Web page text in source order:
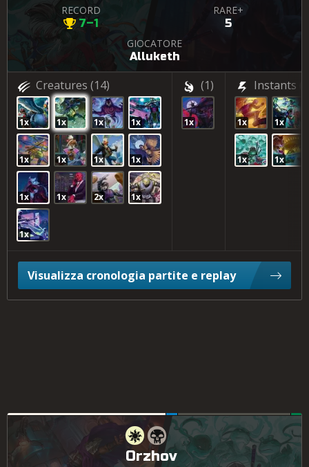
RECORD
7–1
RARE+
5
GIOCATORE
Alluketh
Creatures (14)
1x 1x 1x 1x
1x 1x 1x 1x
1x 1x 2x 1x
1x
(1)
1x
Instants
1x 1x
1x 1x
Visualizza cronologia partite e replay
Orzhov